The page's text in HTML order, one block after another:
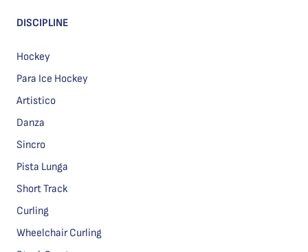
DISCIPLINE
Hockey
Para Ice Hockey
Artistico
Danza
Sincro
Pista Lunga
Short Track
Curling
Wheelchair Curling